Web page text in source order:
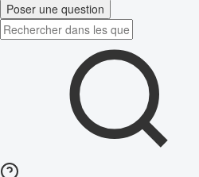
Poser une question